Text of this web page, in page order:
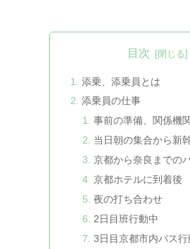
目次
添乗、添乗員とは
添乗員の仕事
事前の準備、関係機
当日朝の集合から新
京都から奈良までの
京都ホテルに到着後
夜の打ち合わせ
2日目班行動中
3日目京都市内バス行